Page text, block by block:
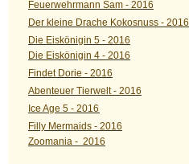
Feuerwehrmann Sam - 2016
Der kleine Drache Kokosnuss - 2016
Die Eiskönigin 5 - 2016
Die Eiskönigin 4 - 2016
Findet Dorie - 2016
Abenteuer Tierwelt - 2016
Ice Age 5 - 2016
Filly Mermaids - 2016
Zoomania - 2016